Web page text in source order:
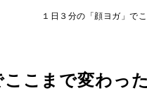
１日３分の「顔ヨガ」で
ここまで変わっ